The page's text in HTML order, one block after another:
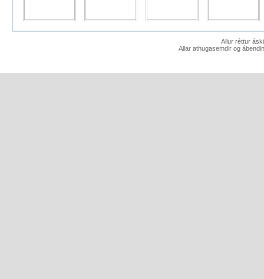
Allur réttur
Allar athugasemdir og